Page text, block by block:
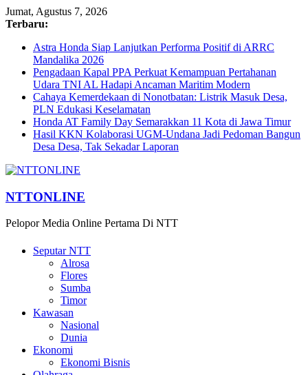
Jumat, Agustus 7, 2026
Terbaru:
Astra Honda Siap Lanjutkan Performa Positif di ARRC
Mandalika 2026
Pengadaan Kapal PPA Perkuat Kemampuan Pertahanan
Udara TNI AL Hadapi Ancaman Maritim Modern
Cahaya Kemerdekaan di Nonotbatan: Listrik Masuk Desa,
PLN Edukasi Keselamatan
Honda AT Family Day Semarakkan 11 Kota di Jawa Timur
Hasil KKN Kolaborasi UGM-Undana Jadi Pedoman Bangun
Desa Desa, Tak Sekadar Laporan
NTTONLINE
Pelopor Media Online Pertama Di NTT
Seputar NTT
Alrosa
Flores
Sumba
Timor
Kawasan
Nasional
Dunia
Ekonomi
Ekonomi Bisnis